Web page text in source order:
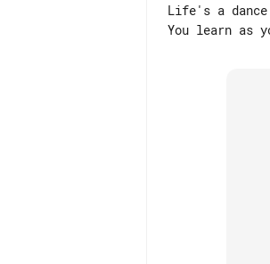
Life's a dance